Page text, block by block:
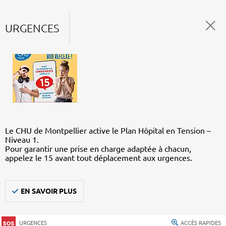
URGENCES
Le CHU de Montpellier active le Plan Hôpital en Tension –
Niveau 1.
Pour garantir une prise en charge adaptée à chacun,
appelez le 15 avant tout déplacement aux urgences.
EN SAVOIR PLUS
URGENCES ACCÈS RAPIDES